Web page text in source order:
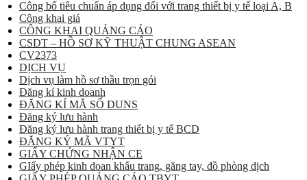
Công bố tiêu chuẩn áp dụng đối với trang thiết bị y tế loại A, B
Công khai giá
CÔNG KHAI QUẢNG CÁO
CSDT – HỒ SƠ KỸ THUẬT CHUNG ASEAN
CV2373
DỊCH VỤ
Dịch vụ làm hồ sơ thầu trọn gói
Đăng kí kinh doanh
ĐĂNG KÍ MÃ SỐ DUNS
Đăng ký lưu hành
Đăng ký lưu hành trang thiết bị y tế BCD
ĐĂNG KÝ MÃ VTYT
GIẤY CHỨNG NHẬN CE
GIấy phép kinh doan khẩu trang, găng tay, đồ phòng dịch